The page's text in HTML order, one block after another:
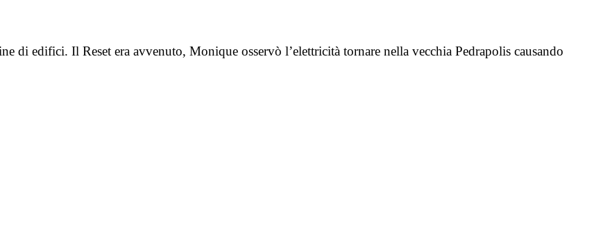
di edifici. Il Reset era avvenuto, Monique osservò l’elettricità tornare nella vecchia Pedrapolis causando